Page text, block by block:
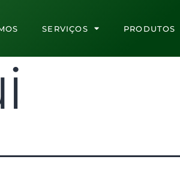
SERVIÇOS PRODUTOS